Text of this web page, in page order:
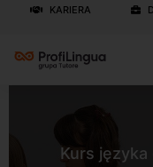
KARIERA
Kurs